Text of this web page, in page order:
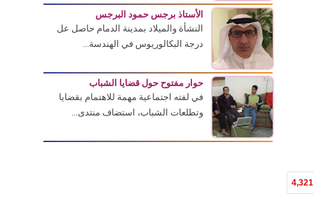
4,321
الأستاذ برجس حمود البرجس
النشأة والميلاد بمدينة الدمام حاصل عل
درجة البكالوريوس في الهندسة...
حوار مفتوح حول قضايا الشباب
في لفته اجتماعية مهمة للاهتمام بقضايا
وتطلعات الشباب، استضاف منتدى...